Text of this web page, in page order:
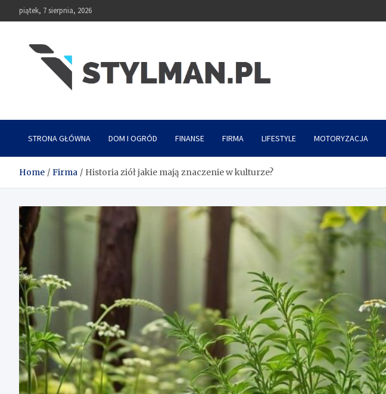
to
piątek, 7 sierpnia, 2026
Stylman
STRONA GŁÓWNA DOM I OGRÓD FINANSE FIRMA LIFESTYLE MOTORYZACJA
Home Firma Historia ziół jakie mają znaczenie w kulturze?